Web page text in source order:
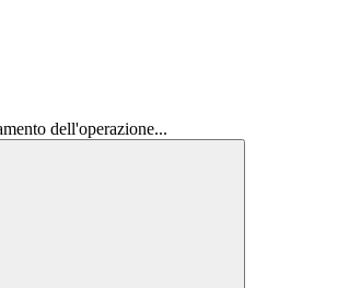
dell'operazione...